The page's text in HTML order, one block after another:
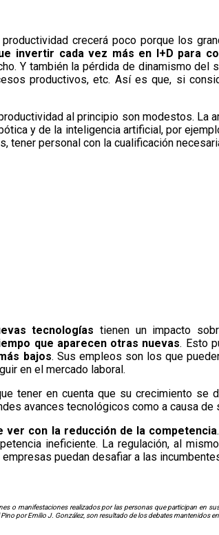
crecerá poco porque los
invertir cada vez más en I+D para
Y también la pérdida de dinamismo
productivos, etc. Así es que, si
al principio son modestos.
y de la inteligencia artificial, por
tener personal con la cualificación
tecnologías tienen un impacto
que aparecen otras nuevas. Esto
bajos. Sus empleos son los que
en el mercado laboral.
tener en cuenta que su crecimiento
avances tecnológicos como a causa
ver con la reducción de la competencia
ineficiente. La regulación, al
puedan desafiar a las
o manifestaciones realizados por las personas que participan
por Emilio J. González, son resultado de los debates mantenidos